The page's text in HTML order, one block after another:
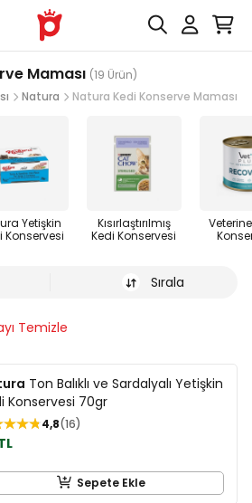
Maması (19 Ürün)
Natura Natura Kedi Konserve Maması
Yetişkin
Konservesi
Kısırlaştırılmış
Kedi Konservesi
Sırala
Temizle
Ton Balıklı ve Sardalyalı Yetişkin
Konservesi 70gr
4,8 16
Sepete Ekle